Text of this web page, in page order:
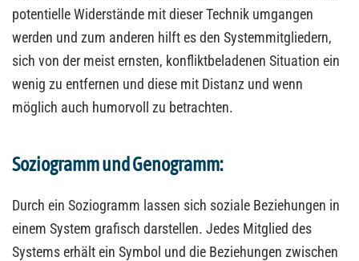
potentielle Widerstände mit dieser Technik umgangen
werden und zum anderen hilft es den Systemmitgliedern,
sich von der meist ernsten, konfliktbeladenen Situation ein
wenig zu entfernen und diese mit Distanz und wenn
möglich auch humorvoll zu betrachten.
Soziogramm und Genogramm:
Durch ein Soziogramm lassen sich soziale Beziehungen in
einem System grafisch darstellen. Jedes Mitglied des
Systems erhält ein Symbol und die Beziehungen zwischen